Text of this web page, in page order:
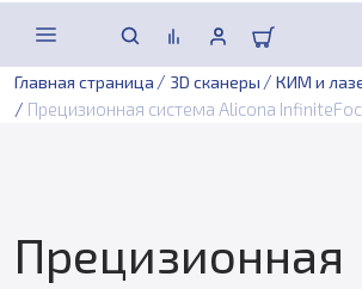
Главная страница / 3D сканеры / КИМ и
/ Прецизионная система Alicona
Прецизионная